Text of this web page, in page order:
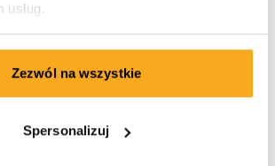
usług.
Zezwól na wszystkie
Spersonalizuj
zobaczyć swoją uzbieraną kwotę do